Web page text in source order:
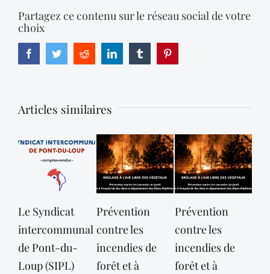
Partagez ce contenu sur le réseau social de votre
choix
FacebookTwitterReddit LinkedIn Tumblr
Articles similaires
Le Syndicat
intercommunal
de Pont-du-
Loup (SIPL)
Prévention
contre les
incendies de
forêt et à
Prévention
contre les
incendies de
forêt et à